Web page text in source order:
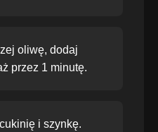
oliwę, dodaj
przez 1 minutę.
i szynkę.